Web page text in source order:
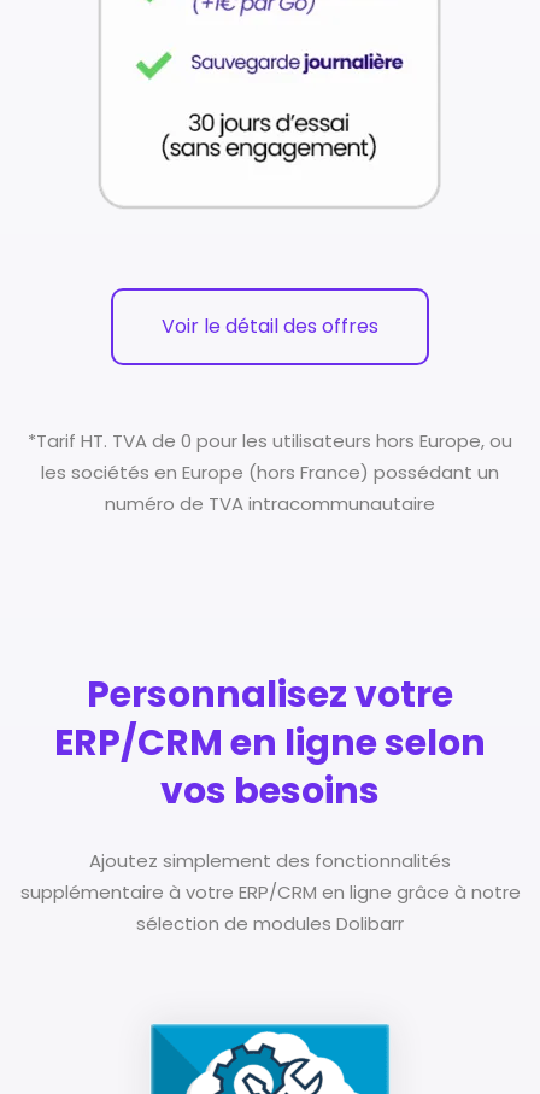
Voir le détail des offres
*Tarif HT. TVA de 0 pour les utilisateurs hors Europe, ou
les sociétés en Europe (hors France) possédant un
numéro de TVA intracommunautaire
Personnalisez votre
ERP/CRM en ligne selon
vos besoins
Ajoutez simplement des fonctionnalités
supplémentaire à votre ERP/CRM en ligne grâce à notre
sélection de modules Dolibarr